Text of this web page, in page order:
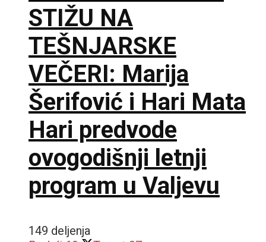
STIŽU NA
TEŠNJARSKE
VEČERI: Marija
Šerifović i Hari Mata
Hari predvode
ovogodišnji letnji
program u Valjevu
149 deljenja